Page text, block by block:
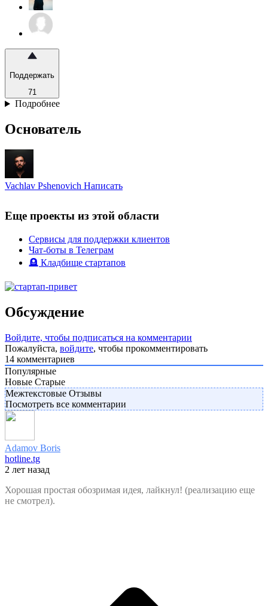
Поддержать
71
Подробнее
Основатель
Vachlav Pshenovich Написать
Еще проекты из этой области
Сервисы для поддержки клиентов
Чат-боты в Телеграм
🪦 Кладбище стартапов
Обсуждение
Войдите, чтобы подписаться на комментарии
Пожалуйста, войдите, чтобы прокомментировать
14 комментариев
Популярные
Новые Старые
Межтекстовые Отзывы
Посмотреть все комментарии
Adamov Boris
hotline.tg
2 лет назад
Хорошая простая обозримая идея, лайкнул! (реализацию еще
не смотрел).